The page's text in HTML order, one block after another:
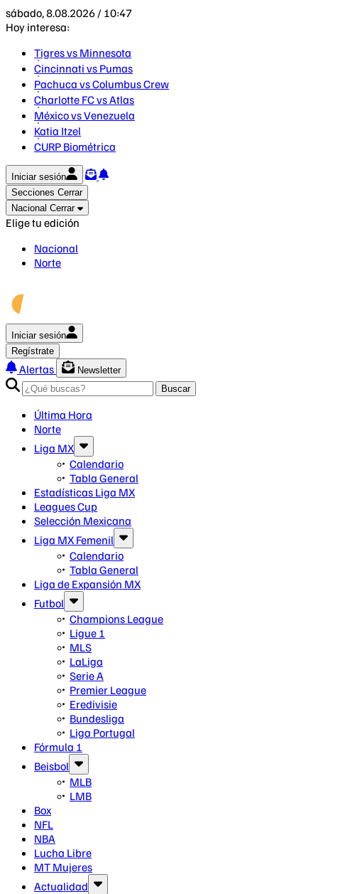
sábado, 8.08.2026 / 10:47
Hoy interesa:
Tigres vs Minnesota
Cincinnati vs Pumas
Pachuca vs Columbus Crew
Charlotte FC vs Atlas
México vs Venezuela
Katia Itzel
CURP Biométrica
Iniciar sesión
Secciones Cerrar
Nacional Cerrar
Elige tu edición
Nacional
Norte
Iniciar sesión
Regístrate
Alertas
Newsletter
Buscar
Última Hora
Norte
Liga MX
Calendario
Tabla General
Estadísticas Liga MX
Leagues Cup
Selección Mexicana
Liga MX Femenil
Calendario
Tabla General
Liga de Expansión MX
Futbol
Champions League
Ligue 1
MLS
LaLiga
Serie A
Premier League
Eredivisie
Bundesliga
Liga Portugal
Fórmula 1
Beisbol
MLB
LMB
Box
NFL
NBA
Lucha Libre
MT Mujeres
Actualidad